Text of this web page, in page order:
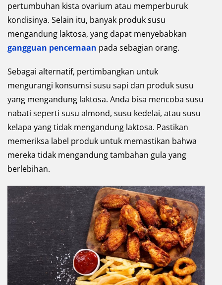
pertumbuhan kista ovarium atau memperburuk
kondisinya. Selain itu, banyak produk susu
mengandung laktosa, yang dapat menyebabkan
gangguan pencernaan pada sebagian orang.
Sebagai alternatif, pertimbangkan untuk
mengurangi konsumsi susu sapi dan produk susu
yang mengandung laktosa. Anda bisa mencoba susu
nabati seperti susu almond, susu kedelai, atau susu
kelapa yang tidak mengandung laktosa. Pastikan
memeriksa label produk untuk memastikan bahwa
mereka tidak mengandung tambahan gula yang
berlebihan.